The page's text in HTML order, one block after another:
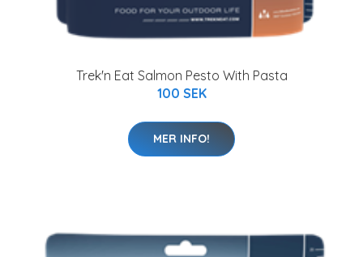
Trek'n Eat Salmon Pesto With Pasta
100 SEK
MER INFO!